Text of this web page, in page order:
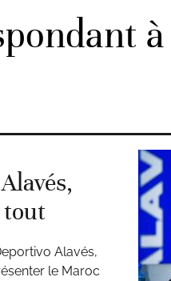
à
tout
Alavés,
le Maroc